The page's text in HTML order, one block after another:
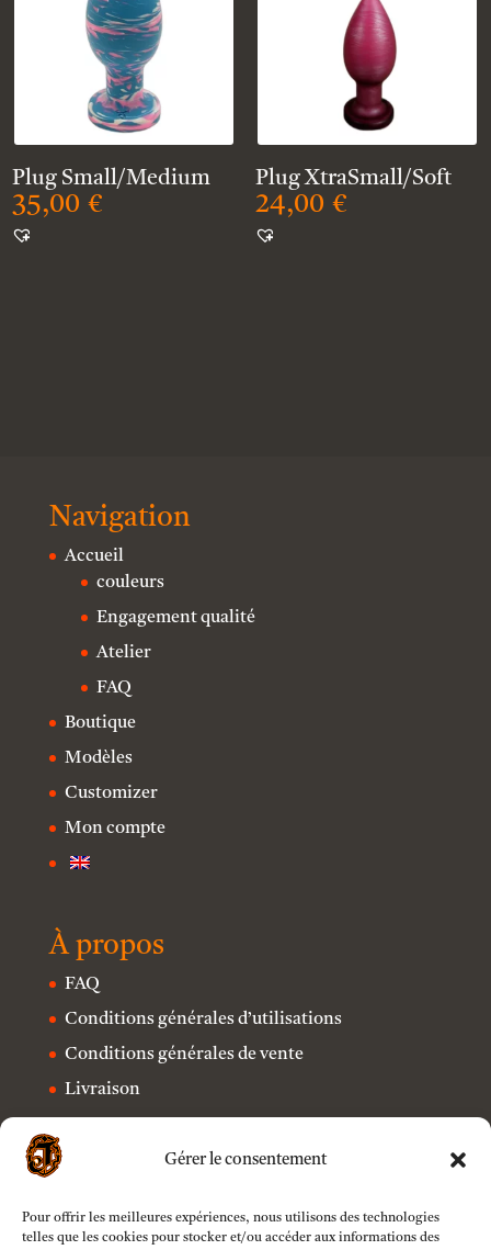
Gérer le consentement
Pour offrir les meilleures expériences, nous utilisons des technologies
telles que les cookies pour stocker et/ou accéder aux informations des
Plug Small/Medium
35,00€
Plug XtraSmall/Soft
24,00 €
Navigation
Accueil
couleurs
Engagement qualité
Atelier
FAQ
Boutique
Modèles
Customizer
Mon compte
À propos
FAQ
Conditions générales d’utilisations
Conditions générales de vente
Livraison
Mentions légales